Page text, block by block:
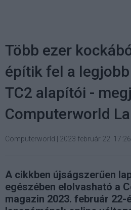
Több ezer
építik fel a
TC2 alapítói -
Computerworld
Computerworld 2023 február 22. 17:26
A cikkben újságszerűen
egészében elolvasható a
magazin 2023. február 22-